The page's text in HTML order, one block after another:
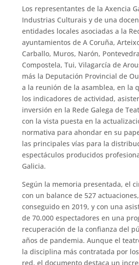
Los representantes de la Axencia
Industrias Culturais y de una
entidades locales asociadas a la
ayuntamientos de A Coruña,
Carballo, Muros, Narón,
Compostela, Tui, Vilagarcía de
más la Deputación Provincial de
a la reunión de la asamblea, en la
los indicadores de actividad,
inversión en la Rede Galega de
con la vista puesta en la
normativa para ahondar en su
las principales vías para la
espectáculos producidos
Galicia.
Según la memoria presentada, el
con un balance de 527
conseguido en 2019, y con una
de 70.000 espectadores en una
recuperación de la confianza del
años de pandemia. Aunque el
la disciplina más contratada por
red, el documento destaca un